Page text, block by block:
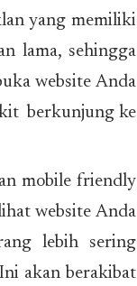
yang memiliki
lama, sehingga
website Anda
berkunjung ke
mobile friendly
website Anda
lebih sering
akan berakibat